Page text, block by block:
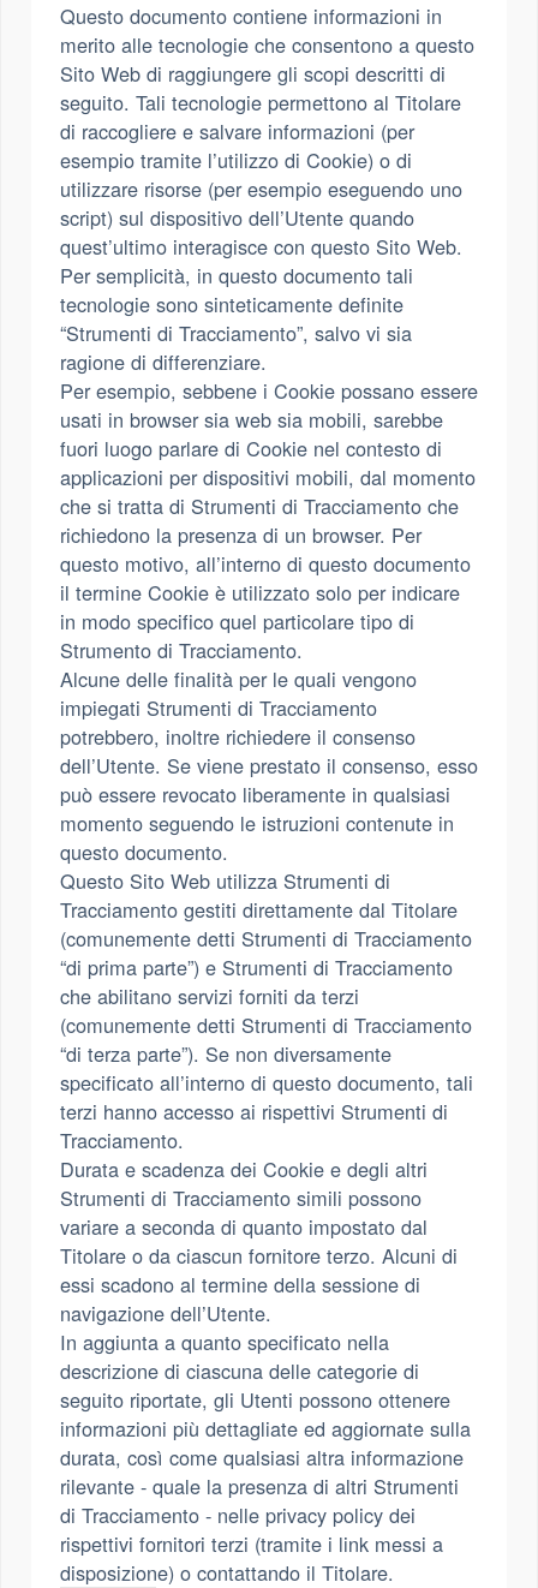
Questo documento contiene informazioni in
merito alle tecnologie che consentono a questo
Sito Web di raggiungere gli scopi descritti di
seguito. Tali tecnologie permettono al Titolare
di raccogliere e salvare informazioni (per
esempio tramite l’utilizzo di Cookie) o di
utilizzare risorse (per esempio eseguendo uno
script) sul dispositivo dell’Utente quando
quest’ultimo interagisce con questo Sito Web.
Per semplicità, in questo documento tali
tecnologie sono sinteticamente definite
“Strumenti di Tracciamento”, salvo vi sia
ragione di differenziare.
Per esempio, sebbene i Cookie possano essere
usati in browser sia web sia mobili, sarebbe
fuori luogo parlare di Cookie nel contesto di
applicazioni per dispositivi mobili, dal momento
che si tratta di Strumenti di Tracciamento che
richiedono la presenza di un browser. Per
questo motivo, all’interno di questo documento
il termine Cookie è utilizzato solo per indicare
in modo specifico quel particolare tipo di
Strumento di Tracciamento.
Alcune delle finalità per le quali vengono
impiegati Strumenti di Tracciamento
potrebbero, inoltre richiedere il consenso
dell’Utente. Se viene prestato il consenso, esso
può essere revocato liberamente in qualsiasi
momento seguendo le istruzioni contenute in
questo documento.
Questo Sito Web utilizza Strumenti di
Tracciamento gestiti direttamente dal Titolare
(comunemente detti Strumenti di Tracciamento
“di prima parte”) e Strumenti di Tracciamento
che abilitano servizi forniti da terzi
(comunemente detti Strumenti di Tracciamento
“di terza parte”). Se non diversamente
specificato all’interno di questo documento, tali
terzi hanno accesso ai rispettivi Strumenti di
Tracciamento.
Durata e scadenza dei Cookie e degli altri
Strumenti di Tracciamento simili possono
variare a seconda di quanto impostato dal
Titolare o da ciascun fornitore terzo. Alcuni di
essi scadono al termine della sessione di
navigazione dell’Utente.
In aggiunta a quanto specificato nella
descrizione di ciascuna delle categorie di
seguito riportate, gli Utenti possono ottenere
informazioni più dettagliate ed aggiornate sulla
durata, così come qualsiasi altra informazione
rilevante - quale la presenza di altri Strumenti
di Tracciamento - nelle privacy policy dei
rispettivi fornitori terzi (tramite i link messi a
disposizione) o contattando il Titolare.